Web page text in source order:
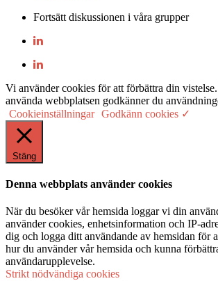
Fortsätt diskussionen i våra grupper
Vi använder cookies för att förbättra din
använda webbplatsen godkänner du
Cookieinställningar Godkänn cookies ✓
Stäng
Denna webbplats använder cookies
När du besöker vår hemsida loggar vi din
använder cookies, enhetsinformation och IP-
dig och logga ditt användande av hemsidan för
hur du använder vår hemsida och kunna
användarupplevelse.
Strikt nödvändiga cookies